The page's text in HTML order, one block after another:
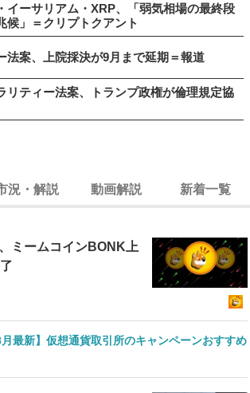
イーサリアム・XRP、「弱気相場の最終段
候」＝クリプトクアント
法案、上院採決が9月まで延期＝報道
リティー法案、トランプ政権が倫理規定協
況・解説 動画解説 新着一覧
ミームコインBONK上
月最新】仮想通貨取引所のキャンペーンおすすめ